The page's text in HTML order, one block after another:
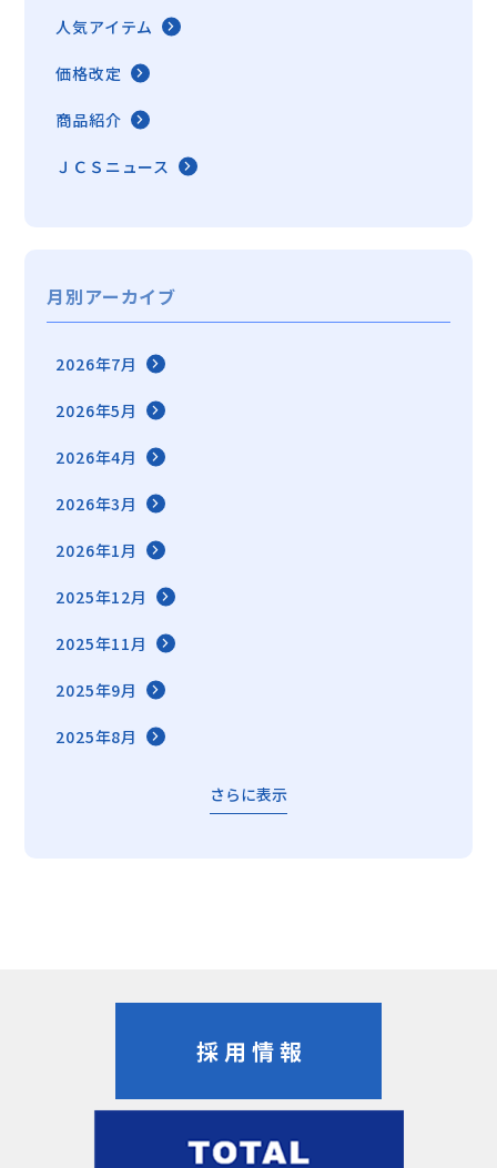
人気アイテム
価格改定
商品紹介
ＪＣＳニュース
月別アーカイブ
2026年7月
2026年5月
2026年4月
2026年3月
2026年1月
2025年12月
2025年11月
2025年9月
2025年8月
さらに表示